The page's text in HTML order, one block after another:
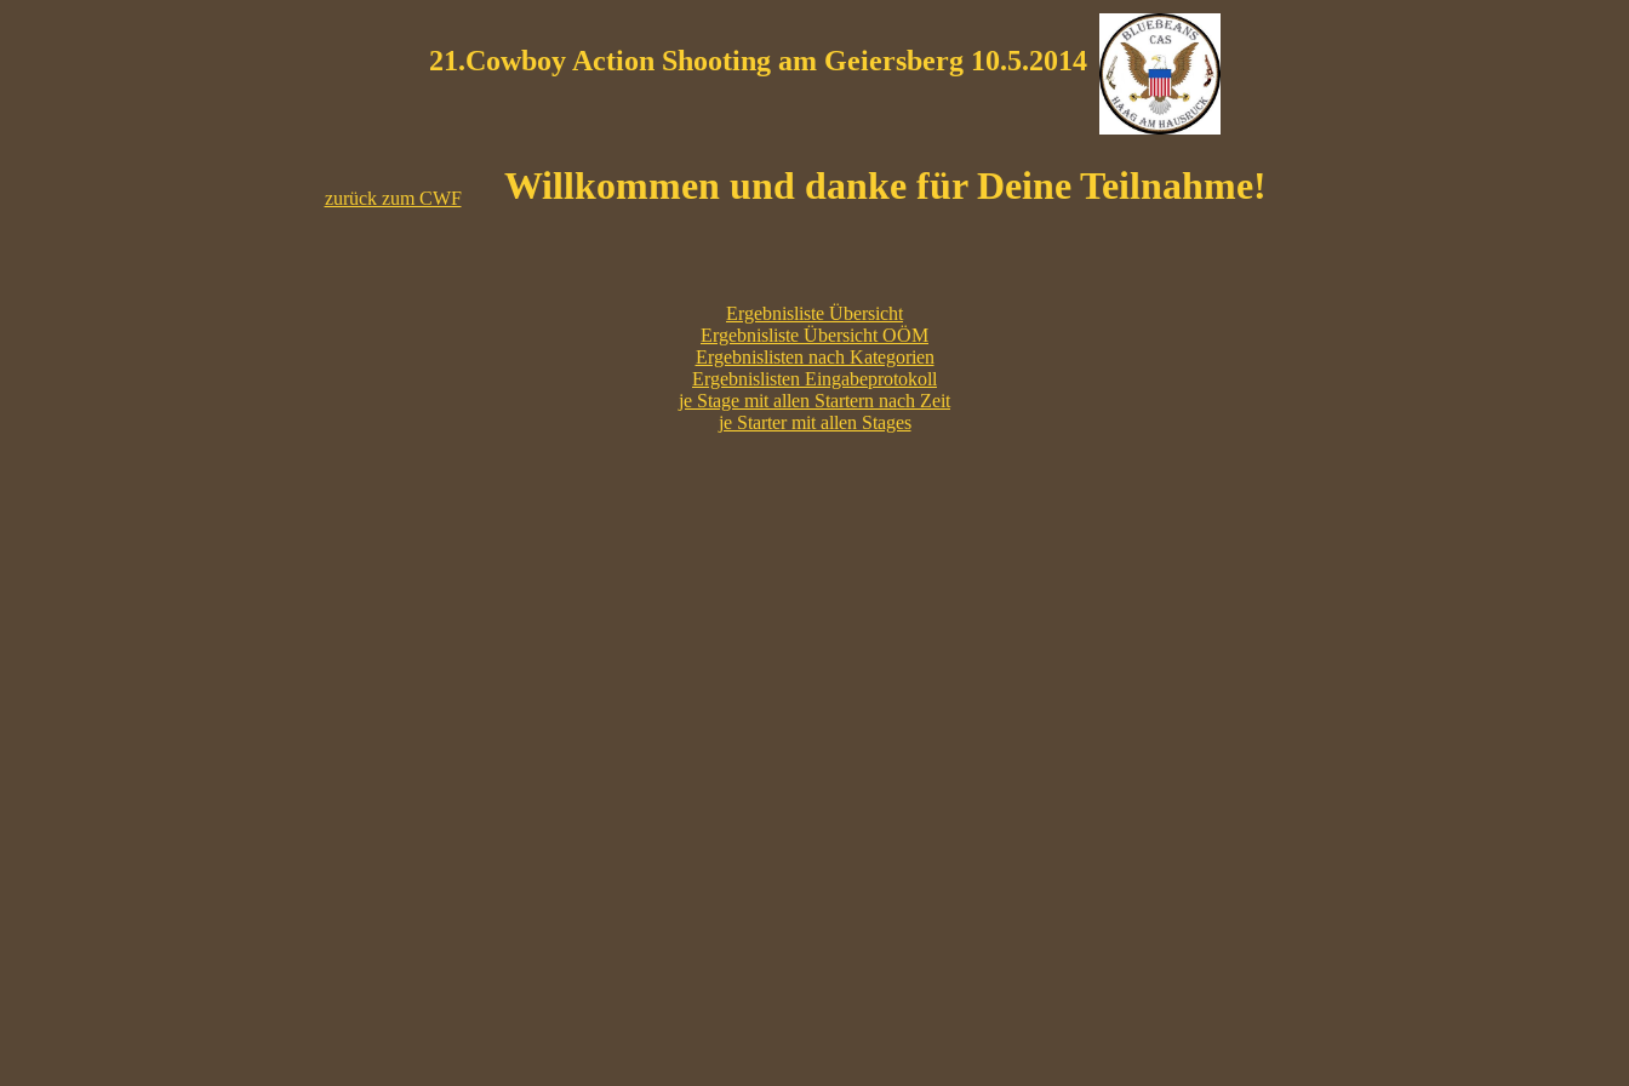
21.Cowboy Action Shooting am Geiersberg 10.5.2014
zurück zum CWF Willkommen und danke für Deine Teilnahme!
Ergebnisliste Übersicht
Ergebnisliste Übersicht OÖM
Ergebnislisten nach Kategorien
Ergebnislisten Eingabeprotokoll
je Stage mit allen Startern nach Zeit
je Starter mit allen Stages